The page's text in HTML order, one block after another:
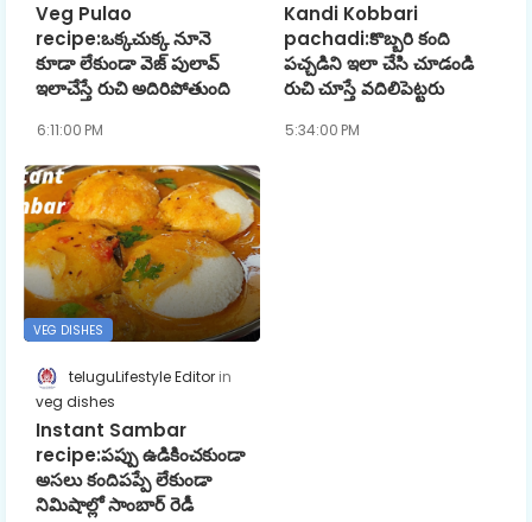
Veg Pulao
recipe:ఒక్కచుక్క నూనె
కూడా లేకుండా వెజ్ పులావ్
ఇలాచేస్తే రుచి అదిరిపోతుంది
6:11:00 PM
Kandi Kobbari
pachadi:కొబ్బరి కంది
పచ్చడిని ఇలా చేసి చూడండి
రుచి చూస్తే వదిలిపెట్టరు
5:34:00 PM
VEG DISHES
teluguLifestyle Editor
veg dishes
Instant Sambar
recipe:పప్పు ఉడికించకుండా
అసలు కందిపప్పే లేకుండా
నిమిషాల్లో సాంబార్ రెడీ